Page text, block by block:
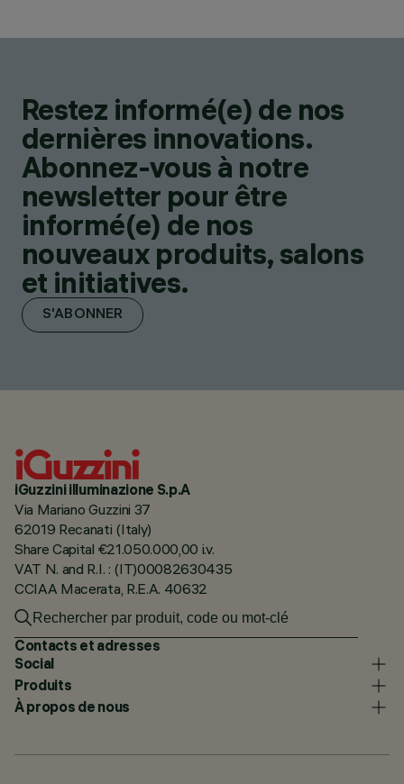
Restez informé(e) de nos
dernières innovations.
Abonnez-vous à notre
newsletter pour être
informé(e) de nos
nouveaux produits, salons
et initiatives.
S'ABONNER
iGuzzini illuminazione S.p.A
Via Mariano Guzzini 37
62019 Recanati (Italy)
Share Capital €21.050.000,00 i.v.
VAT N. and R.I. : (IT)00082630435
CCIAA Macerata, R.E.A. 40632
Contacts et adresses
Social
Produits
À propos de nous